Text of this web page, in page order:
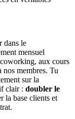
dans le
mensuel
coworking, aux cours
nos membres. Tu
sur la
clair : doubler le
la base clients et